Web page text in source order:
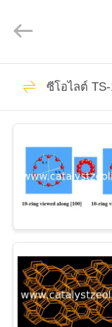
บ้าน
เกี่ยว
เรา
ทัวร์
CATALYSTS
GROUP
Reserved.
ตัวเร่
ซีโอไ
ซีโอไลต์